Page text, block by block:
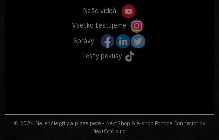
Naše videá
Všetko testujeme
Správy
Testy pokusy
© 2026 Najlepšie grily a pizza pece • NextShop & e-shop Pohoda Connector by
NextCom s.r.o.